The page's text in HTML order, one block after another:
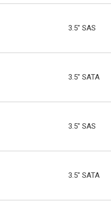
3.5" SAS
3.5" SATA
3.5" SAS
3.5" SATA